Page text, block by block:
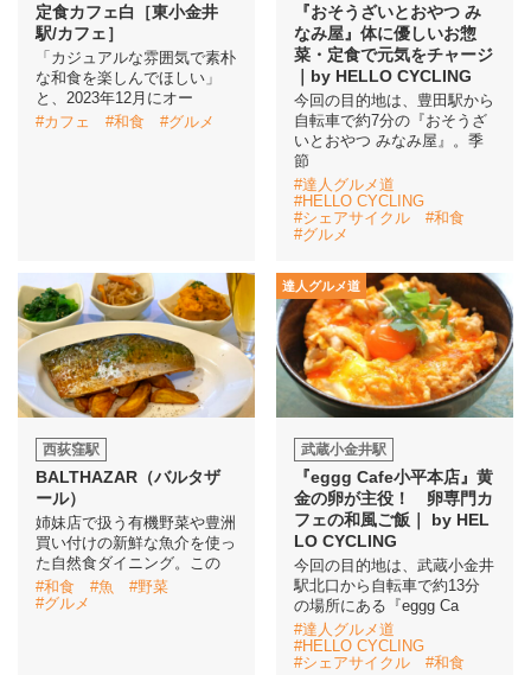
定食カフェ白［東小金井
駅/カフェ］
「カジュアルな雰囲気で素朴
な和食を楽しんでほしい」
と、2023年12月にオー
#カフェ
#和食 #グルメ
『おそうざいとおやつ み
なみ屋』体に優しいお惣
菜・定食で元気をチャージ
｜by HELLO CYCLING
今回の目的地は、豊田駅から
自転車で約7分の『おそうざ
いとおやつ みなみ屋』。季
節
#達人グルメ道
#HELLO CYCLING
#シェアサイクル
#和食
#グルメ
西荻窪駅
BALTHAZAR（バルタザ
ール）
姉妹店で扱う有機野菜や豊洲
買い付けの新鮮な魚介を使っ
た自然食ダイニング。この
#和食
#魚
#野菜
#グルメ
達人グルメ道
武蔵小金井駅
『eggg Cafe小平本店』黄
金の卵が主役！ 卵専門カ
フェの和風ご飯｜ by HEL
LO CYCLING
今回の目的地は、武蔵小金井
駅北口から自転車で約13分
の場所にある『eggg Ca
#達人グルメ道
#HELLO CYCLING
#シェアサイクル
#和食